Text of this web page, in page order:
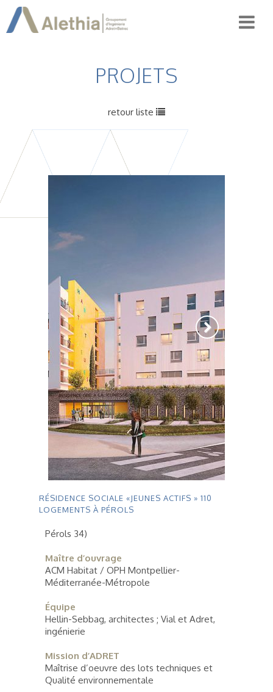
PROJETS
retour liste
RÉSIDENCE SOCIALE «JEUNES ACTIFS » 110
LOGEMENTS À PÉROLS
Pérols 34)
Maître d’ouvrage
ACM Habitat / OPH Montpellier-
Méditerranée-Métropole
Équipe
Hellin-Sebbag, architectes ; Vial et Adret,
ingénierie
Mission d’ADRET
Maîtrise d’oeuvre des lots techniques et
Qualité environnementale